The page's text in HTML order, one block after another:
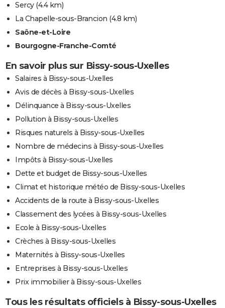
Sercy(4.4 km)
La Chapelle-sous-Brancion (4.8 km)
Saône-et-Loire
Bourgogne-Franche-Comté
En savoir plus sur Bissy-sous-Uxelles
Salaires à Bissy-sous-Uxelles
Avis de décès à Bissy-sous-Uxelles
Délinquance à Bissy-sous-Uxelles
Pollution à Bissy-sous-Uxelles
Risques naturels à Bissy-sous-Uxelles
Nombre de médecins à Bissy-sous-Uxelles
Impôts à Bissy-sous-Uxelles
Dette et budget de Bissy-sous-Uxelles
Climat et historique météo de Bissy-sous-Uxelles
Accidents de la route à Bissy-sous-Uxelles
Classement des lycées à Bissy-sous-Uxelles
Ecole à Bissy-sous-Uxelles
Crèches à Bissy-sous-Uxelles
Maternités à Bissy-sous-Uxelles
Entreprises à Bissy-sous-Uxelles
Prix immobilier à Bissy-sous-Uxelles
Tous les résultats officiels à Bissy-sous-Uxelles